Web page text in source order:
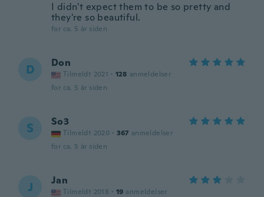
I didn't expect them to be so pretty and
they're so beautiful.
for ca. 5 år siden
D Don
Tilmeldt 2021 · 128 anmeldelser
for ca. 5 år siden
S So3
Tilmeldt 2020 · 367 anmeldelser
for ca. 5 år siden
J Jan
Tilmeldt 2018 · 19 anmeldelser